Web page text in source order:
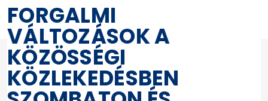
FORGALMI
VÁLTOZÁSOK A
KÖZÖSSÉGI
KÖZLEKEDÉSBEN